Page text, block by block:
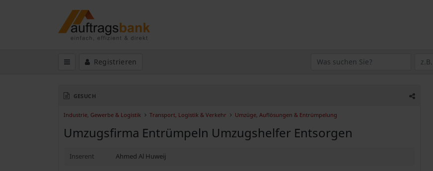
Registrieren
GESUCH
Industrie, Gewerbe & Logistik Transport, Logistik & Verkehr Umzüge, Auflösungen & Entrümpelung
Umzugsfirma Entrümpeln Umzugshelfer Entsorgen
Inserent Ahmed Al Huweij